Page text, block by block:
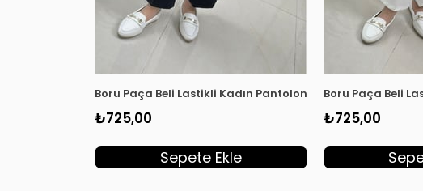
Boru Paça Beli Lastikli Kadın Pantolon Siyah MLH 8083
₺725,00
Sepete Ekle
Boru Paça Beli
₺725,00